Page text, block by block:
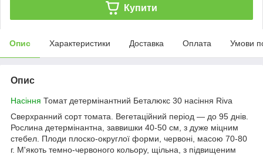
Купити
Опис Характеристики Доставка Оплата Умови
Опис
Насіння Томат детермінантний Беталюкс 30 насіння Riva
Сверхранний сорт томата. Вегетаційний період — до 95 днів.
Рослина детермінантна, заввишки 40-50 см, з дуже міцним
стебел. Плоди плоско-округлої форми, червоні, масою 70-80
г. М'якоть темно-червоного кольору, щільна, з підвищеним